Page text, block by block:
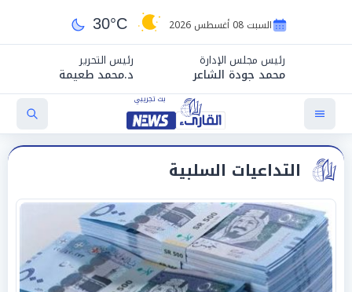
السبت 08 أغسطس 2026 30°C
رئيس مجلس الإدارة
محمد جودة الشاعر
رئيس التحرير
د.محمد طعيمة
التداعيات السلبية